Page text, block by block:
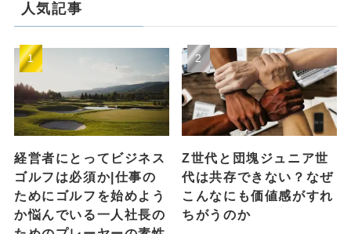
人気記事
経営者にとってビジネス
ゴルフは必須か|仕事の
ためにゴルフを始めよう
か悩んでいる一人社長の
Z世代と団塊ジュニア世
代は共存できない？なぜ
こんなにも価値感がすれ
ちがうのか